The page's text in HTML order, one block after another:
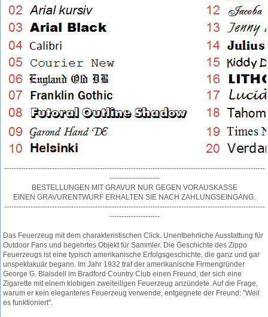
-------------------------------------------------------------------------------------------------------------
---------------------
BESTELLUNGEN MIT GRAVUR NUR GEGEN VORAUSKASSE
EINEN GRAVURENTWURF ERHALTEN SIE NACH ZAHLUNGSEINGANG.
-------------------------------------------------------------------------------------------------------------
---------------------
Das Feuerzeug mit dem charakteristischen Click. Unentbehrliche Ausstattung für
Outdoor Fans und begehrtes Objekt für Sammler. Die Geschichte des Zippo
Feuerzeugs ist eine typisch amerikanische Erfolgsgeschichte, die ganz und gar
unspektakuär begann. Im Jahr 1932 traf der amerikanische Firmengründer
George G. Blaisdell im Bradford Country Club einen Freund, der sich eine
Zigarette mit einem klobigen zweiteiligen Feuerzeug anzündete. Auf die Frage,
warum er kein eleganteres Feuerzeug verwende, entgegnete der Freund: "Weil
es funktioniert".